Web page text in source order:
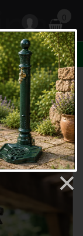
0
-> Litinový